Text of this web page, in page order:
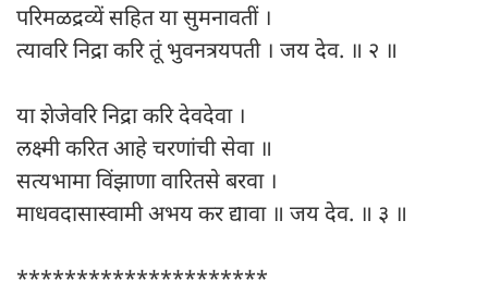
परिमळद्रव्यें सहित या सुमनावतीं ।
त्यावरि निद्रा करि तूं भुवनत्रयपती । जय देव. ॥ २ ॥
या शेजेवरि निद्रा करि देवदेवा ।
लक्ष्मी करित आहे चरणांची सेवा ॥
सत्यभामा विंझाणा वारितसे बरवा ।
माधवदासास्वामी अभय कर द्यावा ॥ जय देव. ॥ ३ ॥
*********************